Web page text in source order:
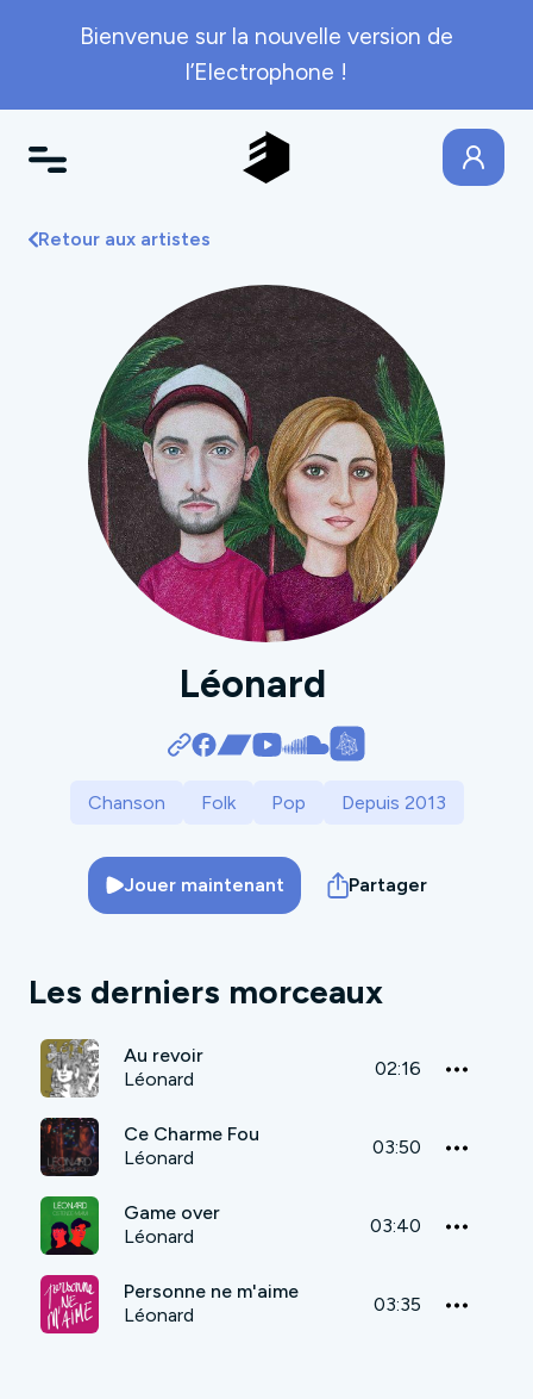
Bienvenue sur la nouvelle version de
l’Electrophone !
Retour aux artistes
Léonard
Chanson Folk Pop Depuis 2013
Jouer maintenant Partager
Les derniers morceaux
Au revoir
Léonard
02:16
Ce Charme Fou
Léonard
03:50
Game over
Léonard
03:40
Personne ne m'aime
Léonard
03:35